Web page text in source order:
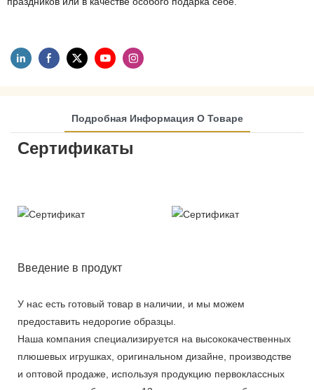
Подробная Информация О Товаре
Сертификаты
Введение в продукт
У нас есть готовый товар в наличии, и мы можем
предоставить недорогие образцы.
Наша компания специализируется на высококачественных
плюшевых игрушках, оригинальном дизайне, производстве
и оптовой продаже, используя продукцию первоклассных